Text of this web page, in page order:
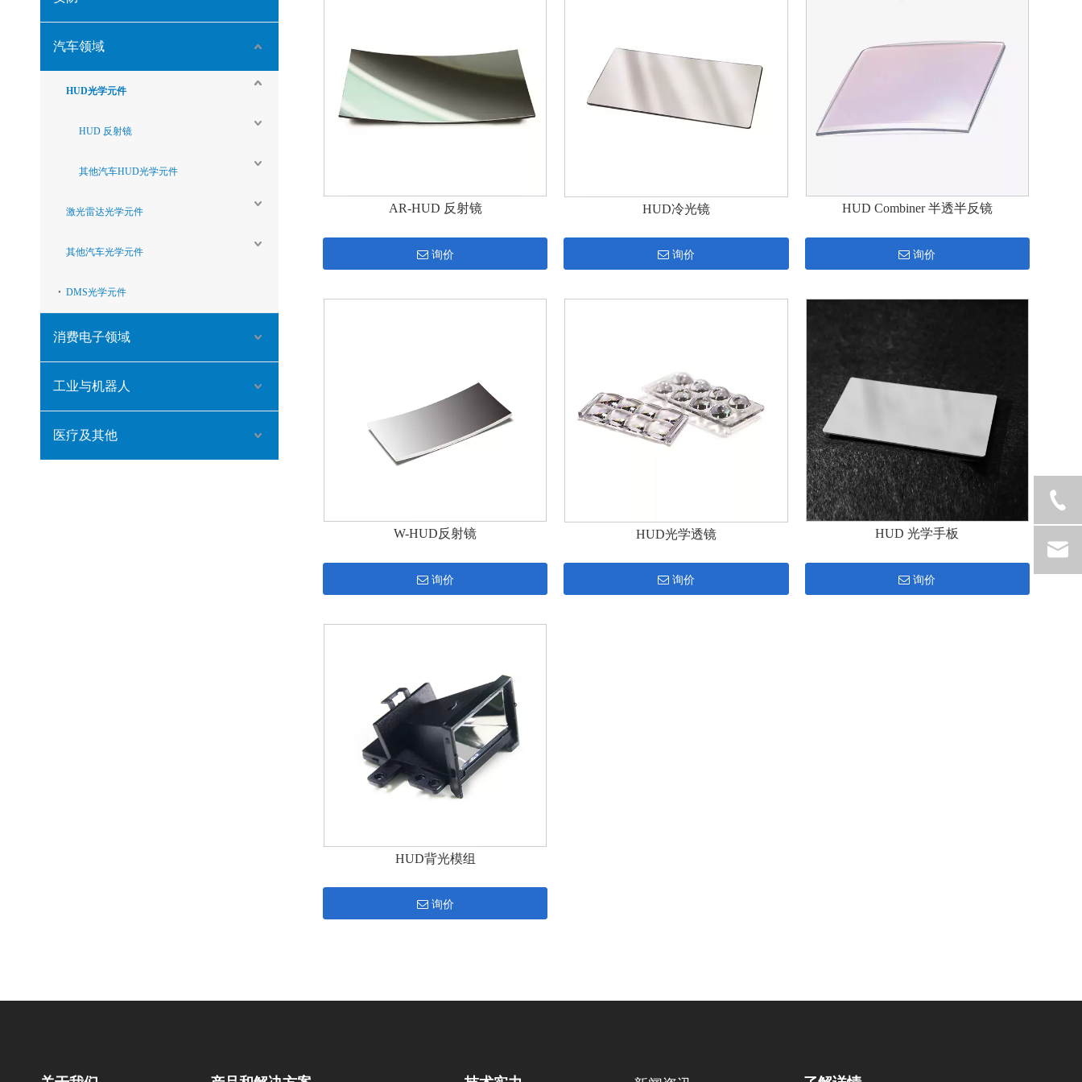
汽车领域
HUD光学元件
HUD 反射镜
其他汽车HUD光学元件
激光雷达光学元件
其他汽车光学元件
DMS光学元件
消费电子领域
工业与机器人
医疗及其他
AR-HUD 反射镜
询价
HUD冷光镜
询价
HUD Combiner 半透半反镜
询价
W-HUD反射镜
询价
HUD光学透镜
询价
HUD 光学手板
询价
HUD背光模组
询价